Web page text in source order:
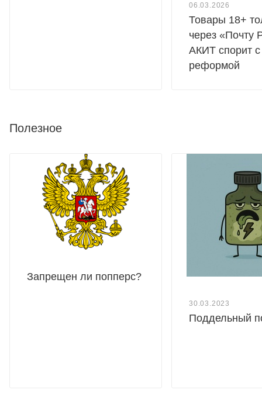
06.03.2026
Товары 18+
через «Почту
АКИТ спорит с
реформой
Полезное
Запрещен ли попперс?
30.03.2023
Поддельный